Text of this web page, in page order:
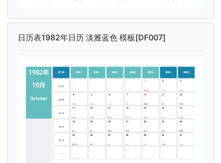
日历表1982年日历 淡雅蓝色 模板[DF007]